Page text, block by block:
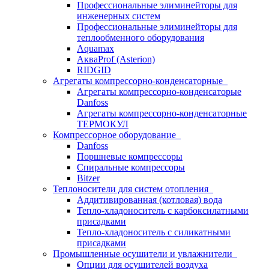
Профессиональные элиминейторы для
инженерных систем
Профессиональные элиминейторы для
теплообменного оборудования
Aquamax
АкваProf (Asterion)
RIDGID
Агрегаты компрессорно-конденсаторные
Агрегаты компрессорно-конденсаторые
Danfoss
Агрегаты компрессорно-конденсаторные
ТЕРМОКУЛ
Компрессорное оборудование
Danfoss
Поршневые компрессоры
Спиральные компрессоры
Bitzer
Теплоносители для систем отопления
Аддитивированная (котловая) вода
Тепло-хладоноситель с карбоксилатными
присадками
Тепло-хладоноситель с силикатными
присадками
Промышленные осушители и увлажнители
Опции для осушителей воздуха